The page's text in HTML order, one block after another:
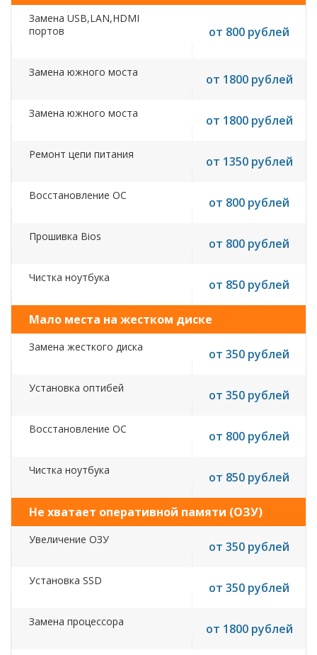
Замена USB,LAN,HDMI
портов
от 800 рублей
Замена южного моста от 1800 рублей
Замена южного моста от 1800 рублей
Ремонт цепи питания от 1350 рублей
Восстановление ОС от 800 рублей
Прошивка Bios от 800 рублей
Чистка ноутбука от 850 рублей
Мало места на жестком диске
Замена жесткого диска от 350 рублей
Установка оптибей от 350 рублей
Восстановление ОС от 800 рублей
Чистка ноутбука от 850 рублей
Не хватает оперативной памяти (ОЗУ)
Увеличение ОЗУ от 350 рублей
Установка SSD от 350 рублей
Замена процессора от 1800 рублей